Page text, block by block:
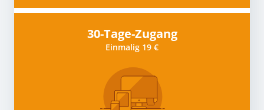
30-Tage-Zugang
Einmalig 19 €